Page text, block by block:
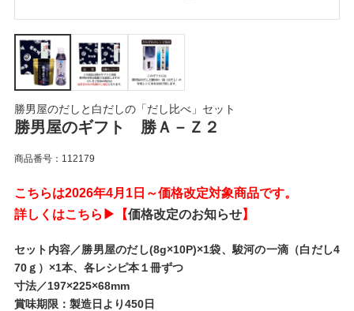
勝男屋のだしと白だしの「だし比べ」セット
勝男屋のギフト 勝Ａ－Ｚ２
商品番号：112179
こちらは2026年4月1日～価格改定対象商品です。
詳しくはこちら▶【価格改定のお知らせ】
セット内容／勝男屋のだし(8g×10P)×1袋、駿河の一滴（白だし4
70ｇ）×1本、各レシピ本１冊ずつ
寸法／197×225×68mm
賞味期限：製造日より450日